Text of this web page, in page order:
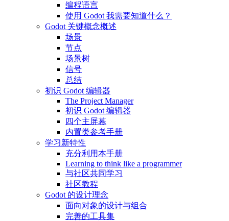
编程语言
使用 Godot 我需要知道什么？
Godot 关键概念概述
场景
节点
场景树
信号
总结
初识 Godot 编辑器
The Project Manager
初识 Godot 编辑器
四个主屏幕
内置类参考手册
学习新特性
充分利用本手册
Learning to think like a programmer
与社区共同学习
社区教程
Godot 的设计理念
面向对象的设计与组合
完善的工具集